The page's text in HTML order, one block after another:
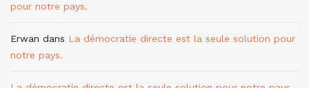
pour notre pays.
Erwan dans La démocratie directe est la seule solution pour
notre pays.